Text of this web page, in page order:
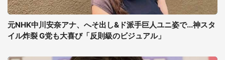
元NHK中川安奈アナ、へそ出し&ド派手巨人ユニ姿で...神スタ
イル炸裂 G党も大喜び「反則級のビジュアル」